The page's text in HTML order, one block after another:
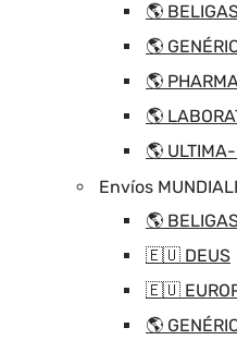
🌎
🌎
🌎
🌎
🌎
Envíos
🌎
🇪🇺 DEUS
🇪🇺
🌎